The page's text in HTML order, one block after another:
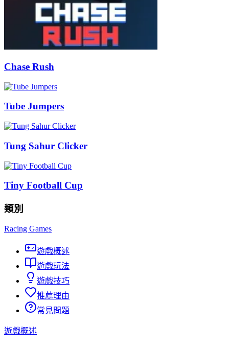
Chase Rush
Tube Jumpers
Tung Sahur Clicker
Tiny Football Cup
類別
Racing Games
遊戲概述
遊戲玩法
遊戲技巧
推薦理由
常見問題
遊戲概述